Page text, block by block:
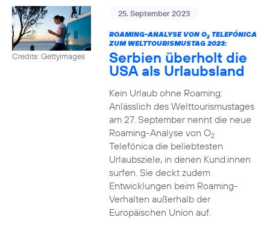
Credits: Gettyimages
25. September 2023
ROAMING-ANALYSE VON O2TELEFÓNICA
ZUM WELTTOURISMUSTAG 2023:
Serbien überholt die
USA als Urlaubsland
Kein Urlaub ohne Roaming:
Anlässlich des Welttourismustages
am 27. September nennt die neue
Roaming-Analyse von O2
Telefónica die beliebtesten
Urlaubsziele, in denen Kund:innen
surfen. Sie deckt zudem
Entwicklungen beim Roaming-
Verhalten außerhalb der
Europäischen Union auf.